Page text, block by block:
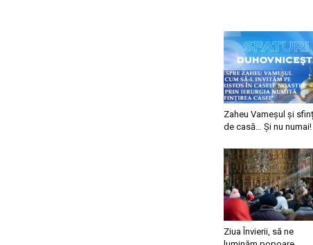
Zaheu Vameșul și
de casă… Și nu numai!
Ziua Învierii, să ne